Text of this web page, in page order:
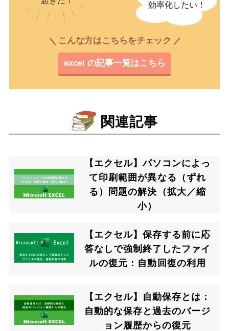
こんな方はこちらをチェック
excel の記事一覧はこちら
関連記事
【エクセル】パソコンによっ
て印刷範囲が異なる（ずれ
る）問題の解決（拡大／縮
小）
【エクセル】保存する前に応
答なしで強制終了したファイ
ルの復元：自動回復の利用
【エクセル】自動保存とは：
自動的な保存と過去のバージ
ョン履歴からの復元